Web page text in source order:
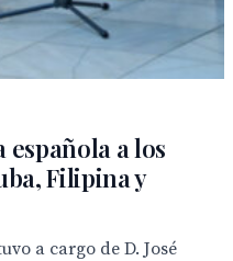
a los
Filipina y
a cargo de D. José